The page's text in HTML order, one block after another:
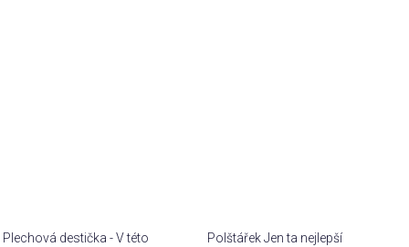
Plechová destička - V této
Polštářek Jen ta nejlepší